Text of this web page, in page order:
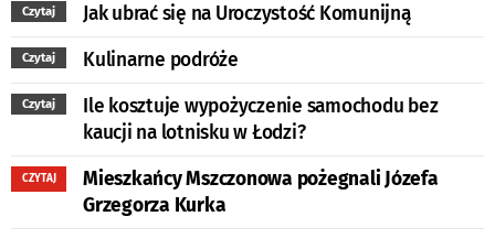
Czytaj Jak ubrać się na Uroczystość Komunijną
Czytaj Kulinarne podróże
Czytaj
Ile kosztuje wypożyczenie samochodu bez
kaucji na lotnisku w Łodzi?
CZYTAJ
Mieszkańcy Mszczonowa pożegnali Józefa
Grzegorza Kurka